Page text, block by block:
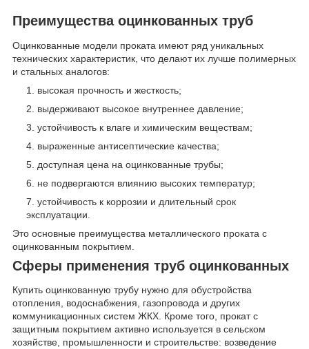
Преимущества оцинкованных труб
Оцинкованные модели проката имеют ряд уникальных
технических характеристик, что делают их лучше полимерных
и стальных аналогов:
высокая прочность и жесткость;
выдерживают высокое внутреннее давление;
устойчивость к влаге и химическим веществам;
выраженные антисептические качества;
доступная цена на оцинкованные трубы;
не подвергаются влиянию высоких температур;
устойчивость к коррозии и длительный срок
эксплуатации.
Это основные преимущества металлического проката с
оцинкованным покрытием.
Сферы применения труб оцинкованных
Купить оцинкованную трубу нужно для обустройства
отопления, водоснабжения, газопровода и других
коммуникационных систем ЖКХ. Кроме того, прокат с
защитным покрытием активно используется в сельском
хозяйстве, промышленности и строительстве: возведение